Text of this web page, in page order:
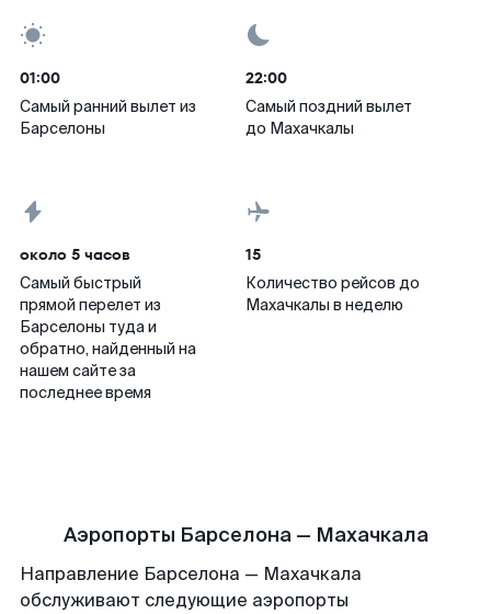
01:00
Самый ранний вылет из
Барселоны
22:00
Самый поздний вылет
до Махачкалы
около 5 часов
Самый быстрый
прямой перелет из
Барселоны туда и
обратно, найденный на
нашем сайте за
последнее время
15
Количество рейсов до
Махачкалы в неделю
Аэропорты Барселона — Махачкала
Направление Барселона — Махачкала
обслуживают следующие аэропорты